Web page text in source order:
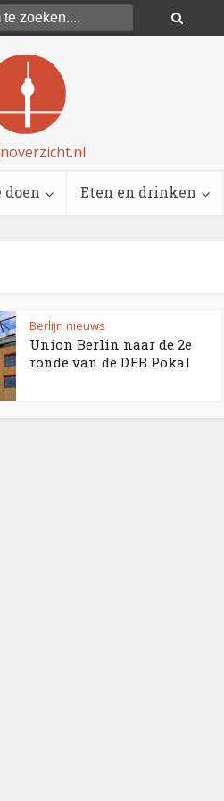
doen Eten en drinken
Berlijn nieuws
Union Berlin naar de 2e
ronde van de DFB Pokal